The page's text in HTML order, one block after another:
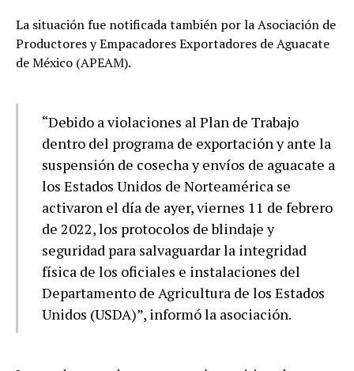
La situación fue notificada también por la Asociación de
Productores y Empacadores Exportadores de Aguacate
de México (APEAM).
“Debido a violaciones al Plan de Trabajo
dentro del programa de exportación y ante la
suspensión de cosecha y envíos de aguacate a
los Estados Unidos de Norteamérica se
activaron el día de ayer, viernes 11 de febrero
de 2022, los protocolos de blindaje y
seguridad para salvaguardar la integridad
física de los oficiales e instalaciones del
Departamento de Agricultura de los Estados
Unidos (USDA)”, informó la asociación.